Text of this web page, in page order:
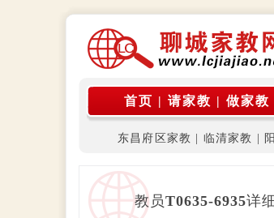
首页 | 请家教 | 做家教
东昌府区家教 临清家教
教员T0635-6935详